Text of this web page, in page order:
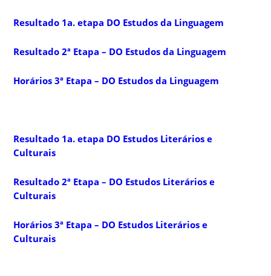
Resultado 1a. etapa DO Estudos da Linguagem
Resultado 2ª Etapa – DO Estudos da Linguagem
Horários 3ª Etapa – DO Estudos da Linguagem
Resultado 1a. etapa DO Estudos Literários e
Culturais
Resultado 2ª Etapa – DO Estudos Literários e
Culturais
Horários 3ª Etapa – DO Estudos Literários e
Culturais